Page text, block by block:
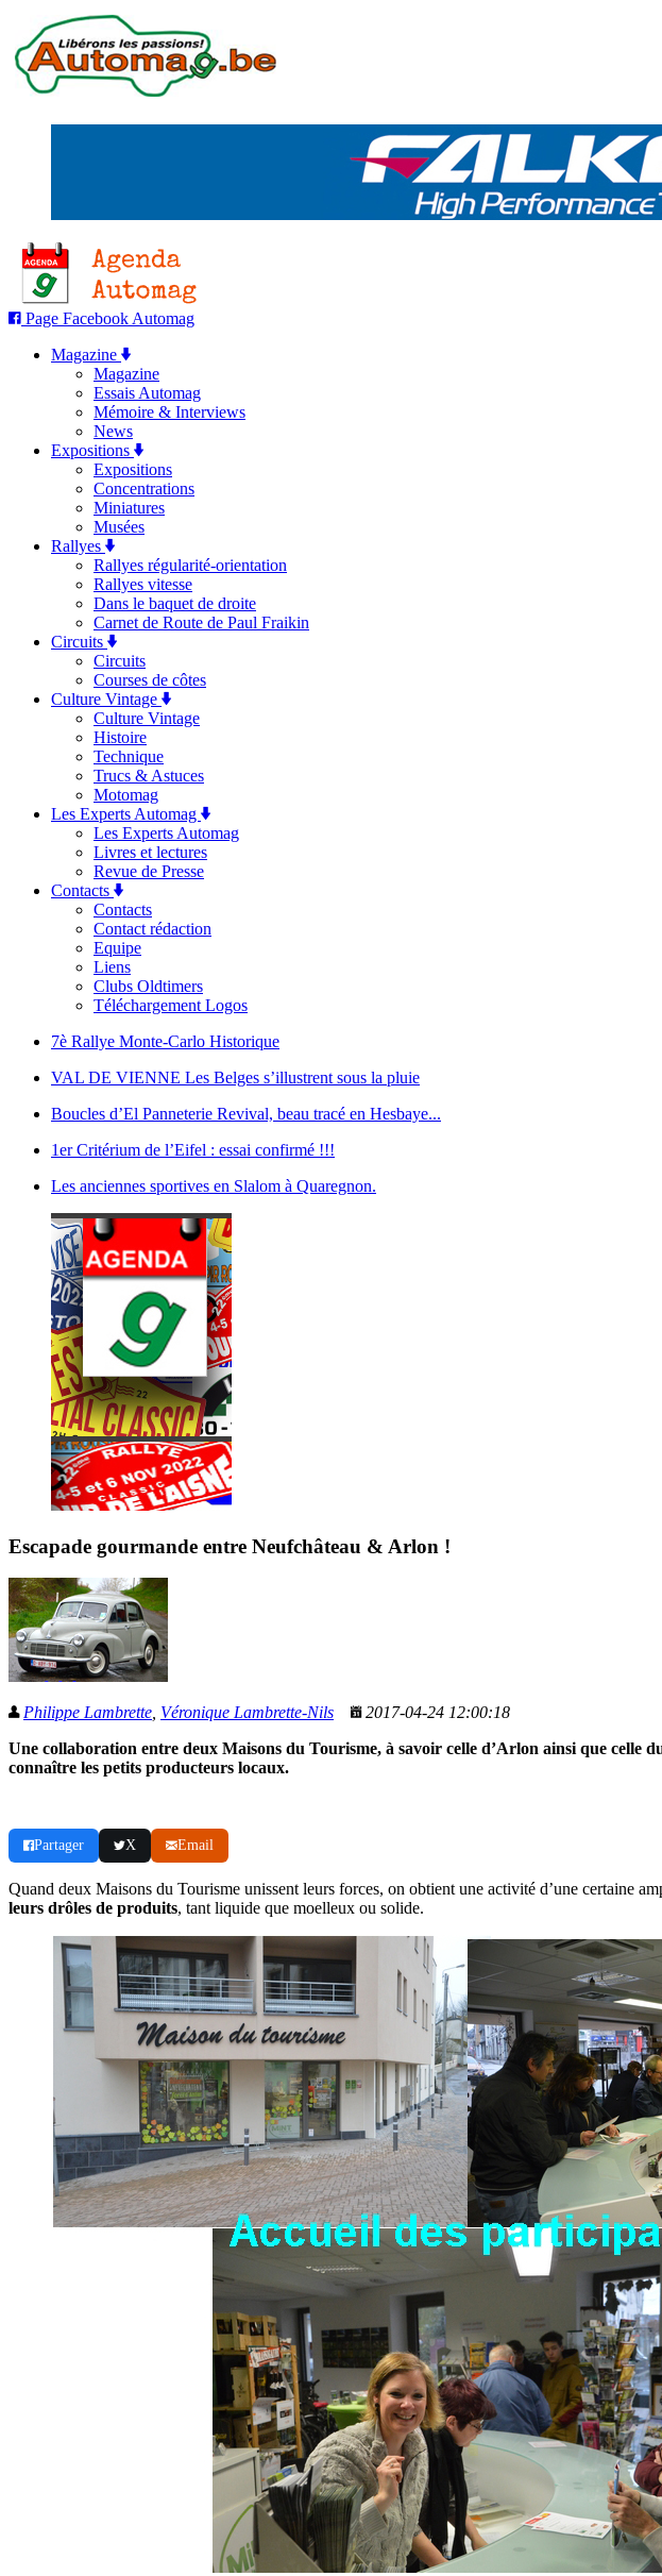
Page Facebook Automag
Magazine
Magazine
Essais Automag
Mémoire & Interviews
News
Expositions
Expositions
Concentrations
Miniatures
Musées
Rallyes
Rallyes régularité-orientation
Rallyes vitesse
Dans le baquet de droite
Carnet de Route de Paul Fraikin
Circuits
Circuits
Courses de côtes
Culture Vintage
Culture Vintage
Histoire
Technique
Trucs & Astuces
Motomag
Les Experts Automag
Les Experts Automag
Livres et lectures
Revue de Presse
Contacts
Contacts
Contact rédaction
Equipe
Liens
Clubs Oldtimers
Téléchargement Logos
7è Rallye Monte-Carlo Historique
VAL DE VIENNE Les Belges s’illustrent sous la pluie
Boucles d’El Panneterie Revival, beau tracé en Hesbaye...
1er Critérium de l’Eifel : essai confirmé !!!
Les anciennes sportives en Slalom à Quaregnon.
Escapade gourmande entre Neufchâteau & Arlon !
Philippe Lambrette, Véronique Lambrette-Nils
2017-04-24 12:00:18
Une collaboration entre deux Maisons du Tourisme, à savoir celle d’Arlon ainsi que celle
connaître les petits producteurs locaux.
Partager X Email
Quand deux Maisons du Tourisme unissent leurs forces, on obtient une activité d’une certaine
leurs drôles de produits, tant liquide que moelleux ou solide.